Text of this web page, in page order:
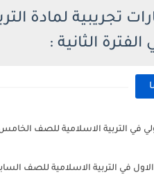
تجريبية لمادة
الثانية :
في التربية الاسلامية للصف
في التربية الاسلامية للصف